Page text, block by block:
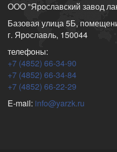
ООО "Ярославский завод
Базовая улица 5Б,
г. Ярославль, 150044
телефоны:
+7 (4852) 66-34-90
+7 (4852) 66-34-84
+7 (4852) 66-22-29
E-mail: info@yarzk.ru